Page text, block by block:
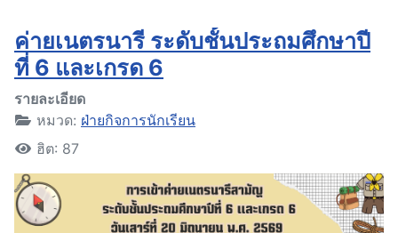
ค่ายเนตรนารี ระดับชั้นประถมศึกษาปี
ที่ 6 และเกรด 6
รายละเอียด
หมวด: ฝ่ายกิจการนักเรียน
ฮิต: 87